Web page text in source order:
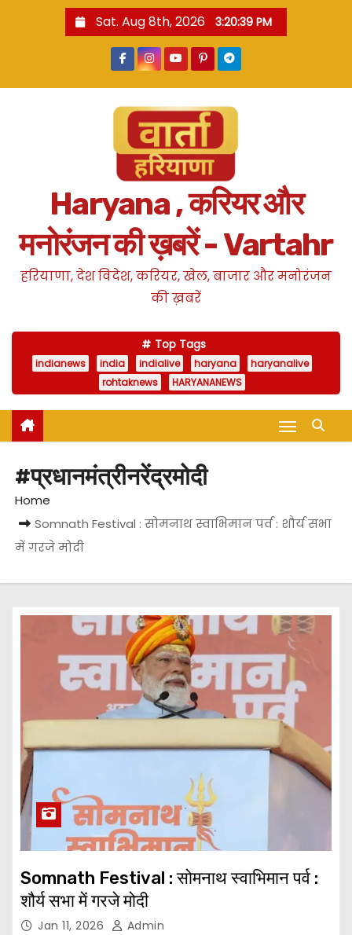
Sat. Aug 8th, 2026 3:20:40 PM
Haryana , करियर और
मनोरंजन की ख़बरें - Vartahr
हरियाणा, देश विदेश, करियर, खेल, बाजार और मनोरंजन
की ख़बरें
Top Tags
indianews india indialive haryana
haryanalive
rohtaknews
HARYANANEWS
#प्रधानमंत्रीनरेंद्रमोदी
Home
Somnath Festival : सोमनाथ स्वाभिमान पर्व : शौर्य सभा
में गरजे मोदी
Somnath Festival : सोमनाथ स्वाभिमान पर्व :
शौर्य सभा में गरजे मोदी
Jan 11, 2026 Admin